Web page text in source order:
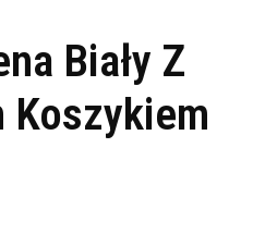
Biały Z
Koszykiem